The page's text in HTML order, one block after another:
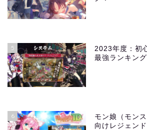
5
2023年度：初
最強ランキング
6
モン娘（モン
向けレジェン